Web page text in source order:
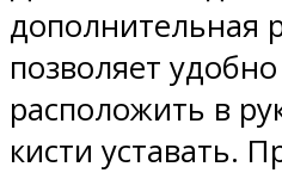
дополнительная
позволяет удобно
расположить в
кисти уставать.